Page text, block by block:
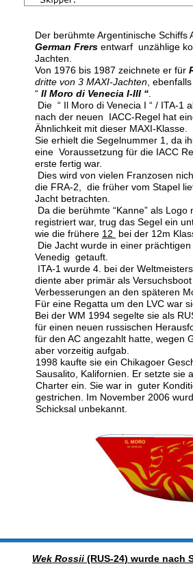
Der berühmte Argentinische Schiffs
German Frers entwarf  unzählige
Jachten.
Von 1976 bis 1987 zeichnete er für
dritte von 3 MAXI-Jachten ,
“ Il Moro di Venecia I-III “
Die  “ Il Moro di Venecia I “ / ITA-1
nach der neuen  IACC-Regel hat
Ähnlichkeit mit dieser MAXI-Klasse.
Sie erhielt die Segelnummer 1, da
eine  Voraussetzung für die IACC
erste fertig war.
Dies wird von vielen Franzosen
die FRA-2,  die früher vom Stapel
Jacht betrachten.
Da die berühmte “Kanne” als Logo
registriert war, trug das Segel ein
wie die frühere 12
bei der 12m
Die Jacht wurde in einer
Venedig  getauft.
ITA-1 wurde 4. bei der
diente aber primär als
Verbesserungen an den späteren
Für eine Regatta um den LVC war
Bei der WM 1994 segelte sie als
für einen neuen russischen
für den AC angezahlt hatte, wegen
aber vorzeitig aufgab.
1998 kaufte sie ein Chikagoer
Sausalito, Kalifornien. Er setzte sie
Charter ein. Sie war in  guter
gestrichen. Im November 2006
Schicksal unbekannt.
Wek Rossii (RUS-24) wurde nach